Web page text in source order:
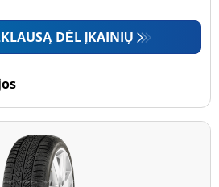
DĖL ĮKAINIŲ